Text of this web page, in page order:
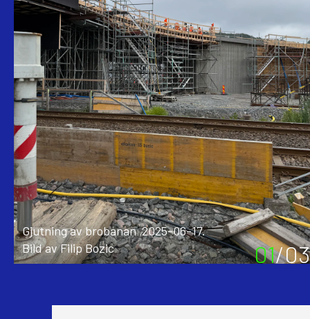
Gjutning av brobanan 2025-06-17.
Bild av Filip Bozic
01/03